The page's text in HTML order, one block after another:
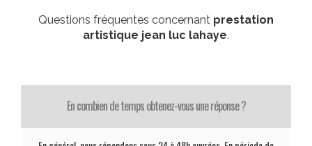
Questions fréquentes concernant prestation
artistique jean luc lahaye.
En combien de temps obtenez-vous une réponse ?